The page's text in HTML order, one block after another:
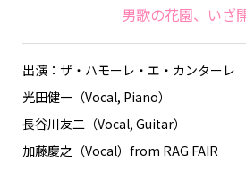
男歌の花園、いざ
出演：ザ・ハモーレ・エ・カンターレ
光田健一（Vocal, Piano）
長谷川友二（Vocal, Guitar）
加藤慶之（Vocal）from RAG FAIR